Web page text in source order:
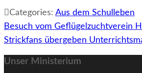
Categories: Aus dem Schulleben
Beitragsnavigation
Besuch vom Geflügelzuchtverein
Strickfans übergeben
Unser Ministerium